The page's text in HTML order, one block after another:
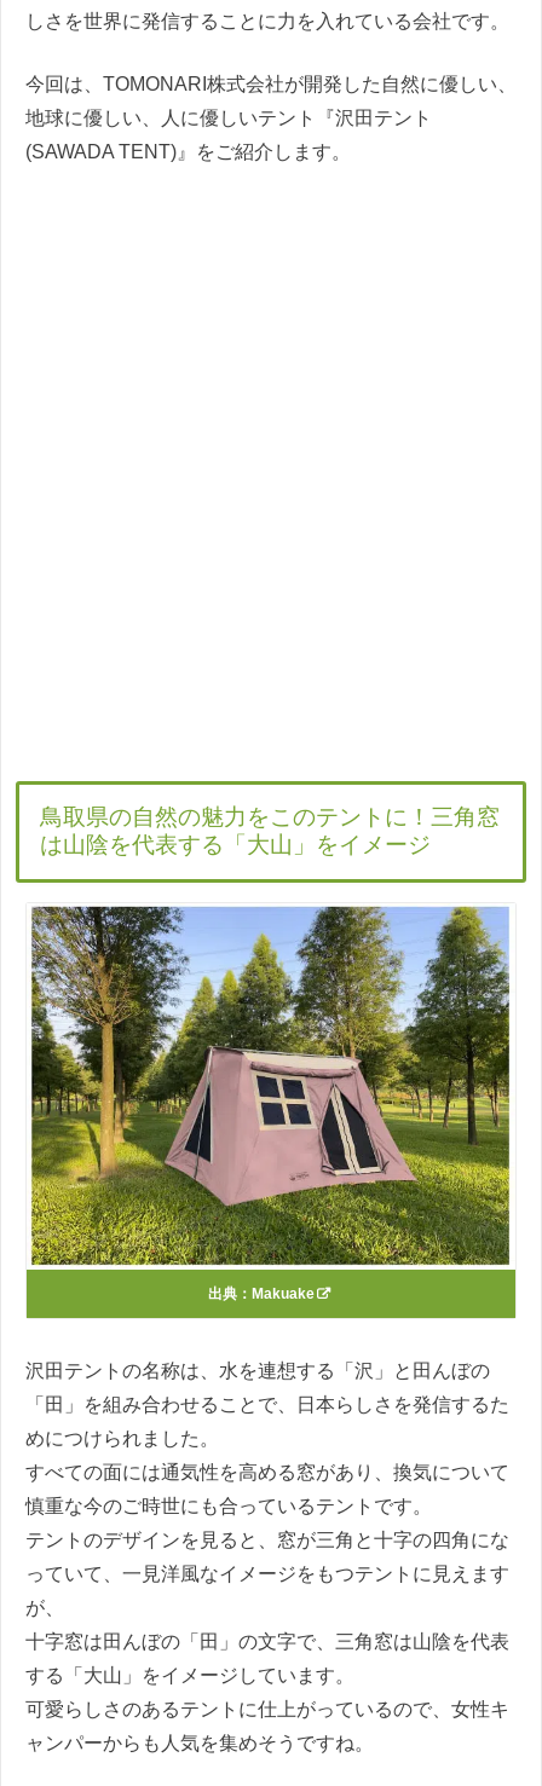
しさを世界に発信することに力を入れている会社です。
今回は、TOMONARI株式会社が開発した 自然に優しい、
地球に優しい、人に優しいテント『沢田テント
(SAWADA TENT)』をご紹介します。
鳥取県の自然の魅力をこのテントに！三角窓
は山陰を代表する「大山」をイメージ
出典： Makuake
沢田テントの名称は、水を連想する「沢」と田んぼの
「田」を組み合わせることで、日本らしさを発信するた
めにつけられました。
すべての面には通気性を高める窓があり、換気について
慎重な今のご時世にも合っているテントです。
テントのデザインを見ると、窓が三角と十字の四角にな
っていて、一見洋風なイメージをもつテントに見えます
が、
十字窓は田んぼの「田」の文字で、三角窓は山陰を代表
する「大山」をイメージしています。
可愛らしさのあるテントに仕上がっているので、女性キ
ャンパーからも人気を集めそうですね。